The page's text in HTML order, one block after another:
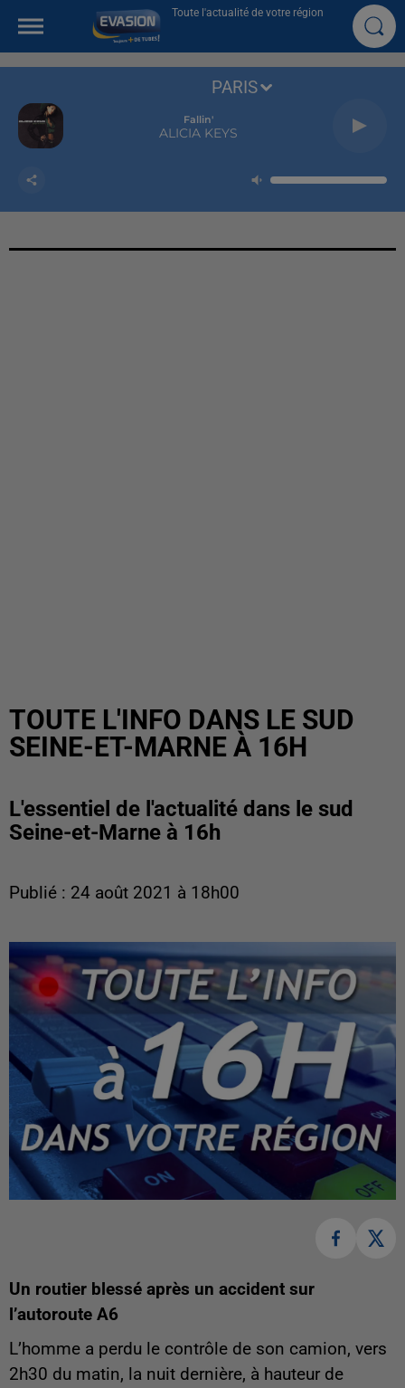
Toute l'actualité de votre région
Fallin'
ALICIA KEYS
PARIS
TOUTE L'INFO DANS LE SUD
SEINE-ET-MARNE À 16H
L'essentiel de l'actualité dans le sud
Seine-et-Marne à 16h
Publié : 24 août 2021 à 18h00
Un routier blessé après un accident sur
l’autoroute A6
L’homme a perdu le contrôle de son camion, vers
2h30 du matin, la nuit dernière, à hauteur de